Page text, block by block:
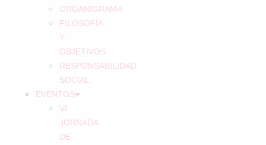
ORGANIGRAMA
FILOSOFÍA
Y
OBJETIVOS
RESPONSABILIDAD
SOCIAL
EVENTOS
VI
JORNADA
DE